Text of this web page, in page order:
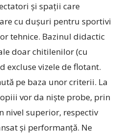
și spații care
cu dușuri pentru sportivi
tehnice. Bazinul didactic
doar chitilenilor (cu
excluse vizele de flotant.
pe baza unor criterii. La
vor da niște probe, prin
nivel superior, respectiv
și performanță. Ne